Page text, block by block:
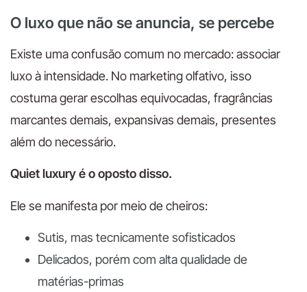
O luxo que não se anuncia, se percebe
Existe uma confusão comum no mercado: associar
luxo à intensidade. No marketing olfativo, isso
costuma gerar escolhas equivocadas, fragrâncias
marcantes demais, expansivas demais, presentes
além do necessário.
Quiet luxury é o oposto disso.
Ele se manifesta por meio de cheiros:
Sutis, mas tecnicamente sofisticados
Delicados, porém com alta qualidade de
matérias-primas